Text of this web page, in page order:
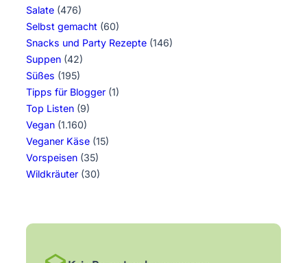
Salate (476)
Selbst gemacht (60)
Snacks und Party Rezepte (146)
Suppen (42)
Süßes (195)
Tipps für Blogger (1)
Top Listen (9)
Vegan (1.160)
Veganer Käse (15)
Vorspeisen (35)
Wildkräuter (30)